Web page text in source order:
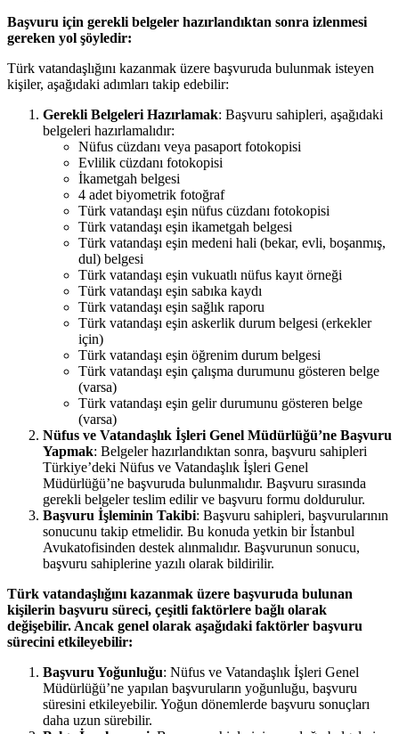
Başvuru için gerekli belgeler hazırlandıktan sonra izlenmesi
gereken yol şöyledir:
Türk vatandaşlığını kazanmak üzere başvuruda bulunmak isteyen
kişiler, aşağıdaki adımları takip edebilir:
Gerekli Belgeleri Hazırlamak: Başvuru sahipleri, aşağıdaki
belgeleri hazırlamalıdır:
Nüfus cüzdanı veya pasaport fotokopisi
Evlilik cüzdanı fotokopisi
İkametgah belgesi
4 adet biyometrik fotoğraf
Türk vatandaşı eşin nüfus cüzdanı fotokopisi
Türk vatandaşı eşin ikametgah belgesi
Türk vatandaşı eşin medeni hali (bekar, evli, boşanmış,
dul) belgesi
Türk vatandaşı eşin vukuatlı nüfus kayıt örneği
Türk vatandaşı eşin sabıka kaydı
Türk vatandaşı eşin sağlık raporu
Türk vatandaşı eşin askerlik durum belgesi (erkekler
için)
Türk vatandaşı eşin öğrenim durum belgesi
Türk vatandaşı eşin çalışma durumunu gösteren belge
(varsa)
Türk vatandaşı eşin gelir durumunu gösteren belge
(varsa)
Nüfus ve Vatandaşlık İşleri Genel Müdürlüğü’ne Başvuru
Yapmak: Belgeler hazırlandıktan sonra, başvuru sahipleri
Türkiye’deki Nüfus ve Vatandaşlık İşleri Genel
Müdürlüğü’ne başvuruda bulunmalıdır. Başvuru sırasında
gerekli belgeler teslim edilir ve başvuru formu doldurulur.
Başvuru İşleminin Takibi: Başvuru sahipleri, başvurularının
sonucunu takip etmelidir. Bu konuda yetkin bir İstanbul
Avukatofisinden destek alınmalıdır. Başvurunun sonucu,
başvuru sahiplerine yazılı olarak bildirilir.
Türk vatandaşlığını kazanmak üzere başvuruda bulunan
kişilerin başvuru süreci, çeşitli faktörlere bağlı olarak
değişebilir. Ancak genel olarak aşağıdaki faktörler başvuru
sürecini etkileyebilir:
Başvuru Yoğunluğu: Nüfus ve Vatandaşlık İşleri Genel
Müdürlüğü’ne yapılan başvuruların yoğunluğu, başvuru
süresini etkileyebilir. Yoğun dönemlerde başvuru sonuçları
daha uzun sürebilir.